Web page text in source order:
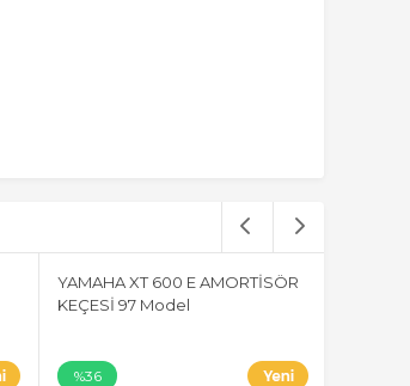
YAMAHA XT 600 E AMORTİSÖR
KEÇESİ 97 Model
%36